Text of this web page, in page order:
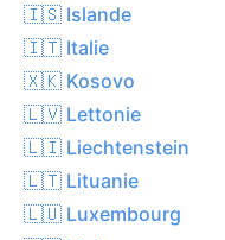
🇮🇸 Islande
🇮🇹 Italie
🇽🇰 Kosovo
🇱🇻 Lettonie
🇱🇮 Liechtenstein
🇱🇹 Lituanie
🇱🇺 Luxembourg